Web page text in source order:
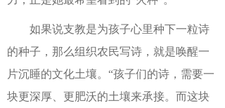
如果说支教是为孩子心里种下一粒诗
的种子，那么组织农民写诗，就是唤醒一
片沉睡的文化土壤。“孩子们的诗，需要一
块更深厚、更肥沃的土壤来承接。而这块